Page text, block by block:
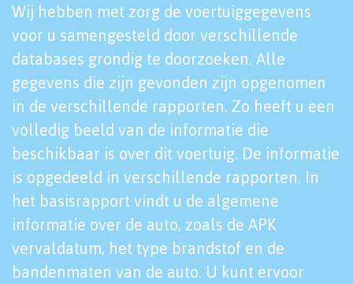
Wij hebben met zorg de voertuiggegevens
voor u samengesteld door verschillende
databases grondig te doorzoeken. Alle
gegevens die zijn gevonden zijn opgenomen
in de verschillende rapporten. Zo heeft u een
volledig beeld van de informatie die
beschikbaar is over dit voertuig. De informatie
is opgedeeld in verschillende rapporten. In
het basisrapport vindt u de algemene
informatie over de auto, zoals de APK
vervaldatum, het type brandstof en de
bandenmaten van de auto. U kunt ervoor